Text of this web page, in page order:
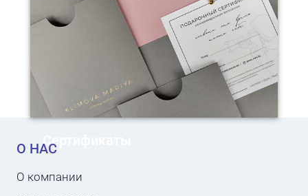
Сертификаты
О НАС
О компании